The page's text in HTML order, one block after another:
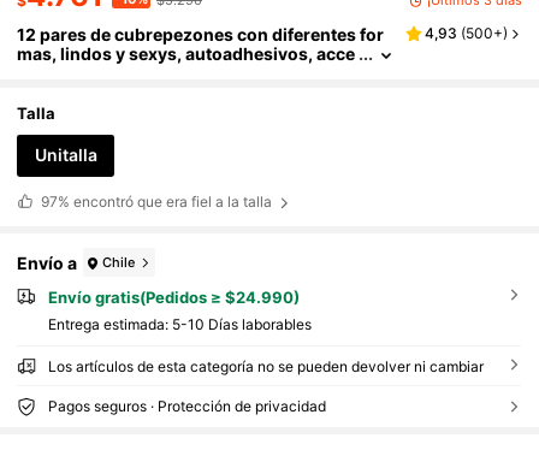
12 pares de cubrepezones con diferentes for
mas, lindos y sexys, autoadhesivos, acce
4,93 (500+)
Talla
Unitalla
97% encontró que era fiel a la talla
Envío a Chile
Envío gratis(Pedidos ≥ $24.990)
Entrega estimada: 5-10 Días laborables
Los artículos de esta categoría no se pueden devolver ni cambiar
Pagos seguros · Protección de privacidad